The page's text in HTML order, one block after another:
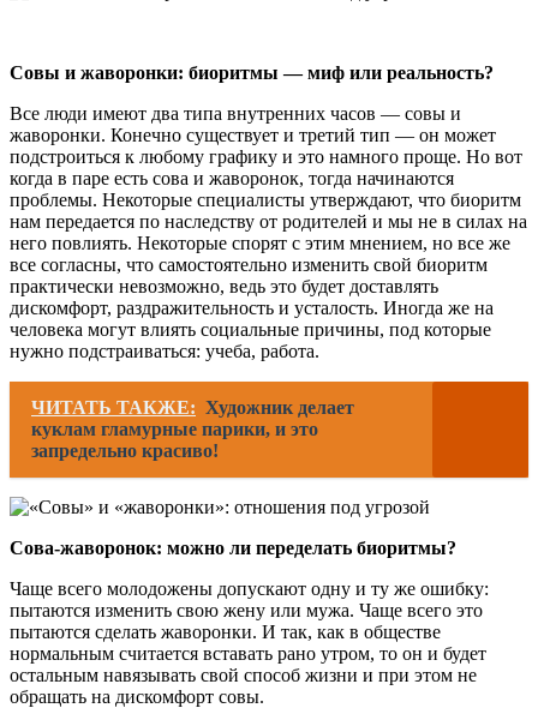
Совы и жаворонки: биоритмы — миф или реальность?
Все люди имеют два типа внутренних часов — совы и
жаворонки. Конечно существует и третий тип — он может
подстроиться к любому графику и это намного проще. Но вот
когда в паре есть сова и жаворонок, тогда начинаются
проблемы. Некоторые специалисты утверждают, что биоритм
нам передается по наследству от родителей и мы не в силах на
него повлиять. Некоторые спорят с этим мнением, но все же
все согласны, что самостоятельно изменить свой биоритм
практически невозможно, ведь это будет доставлять
дискомфорт, раздражительность и усталость. Иногда же на
человека могут влиять социальные причины, под которые
нужно подстраиваться: учеба, работа.
ЧИТАТЬ ТАКЖЕ: Художник делает
куклам гламурные парики, и это
запредельно красиво!
Сова-жаворонок: можно ли переделать биоритмы?
Чаще всего молодожены допускают одну и ту же ошибку:
пытаются изменить свою жену или мужа. Чаще всего это
пытаются сделать жаворонки. И так, как в обществе
нормальным считается вставать рано утром, то он и будет
остальным навязывать свой способ жизни и при этом не
обращать на дискомфорт совы.